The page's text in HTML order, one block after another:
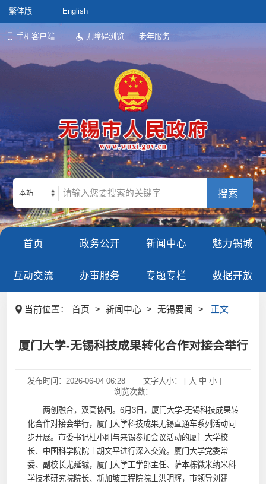
繁体版 English
手机客户端 无障碍浏览 老年服务
本站
首页 政务公开 新闻中心 魅力锡城
互动交流 办事服务 专题专栏 数据开放
当前位置： 首页 > 新闻中心 > 无锡要闻 > 正文
厦门大学-无锡科技成果转化合作对接会举行
发布时间： 2026-06-04 06:28 文字大小： [ 大 中 小]
浏览次数：
两创融合，双高协同。6月3日，厦门大学-无锡科技成果转
化合作对接会举行，厦门大学科技成果无锡直通车系列活动同
步开展。市委书记杜小刚与来锡参加会议活动的厦门大学校
长、中国科学院院士胡文平进行深入交流。厦门大学党委常
委、副校长尤延铖，厦门大学工学部主任、萨本栋微米纳米科
学技术研究院院长、新加坡工程院院士洪明辉，市领导刘建